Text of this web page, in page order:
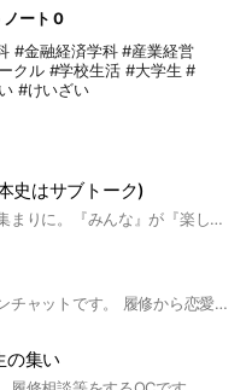
ノート 0
#金融経済学科 #産業経営
クル #学校生活 #大学生 #
#けいざい
史はサブトーク)
日本の歴史が好きな人達の集まりに。『みんな』が『楽しく』情報交換をするところです。 ①下記については管理者の判断で、ご退出頂くことがあります。 ・一方的執拗な歴史観の押し付け、物事の主張 ・乱暴な言葉使い、人を不愉快にする表現 ・通常のコミュニケーションが出来ない方 ・その他、このオープンチャットの趣旨を理解できない方 ②ここらしい情報交換をするために管理者からお願いをすることがあります。ご協力を。 ③以下もサブトークで開設中です。 ・日本史*受験突破大作戦 ・(学部)史学科・(大学院)史学専攻の教育事情 ・雑談コーナー (26-01)
亜細亜大学の非公式オープンチャットです。 履修から恋愛まで大学内の相談なら何でもOKです！ #亜細亜大学
の集い